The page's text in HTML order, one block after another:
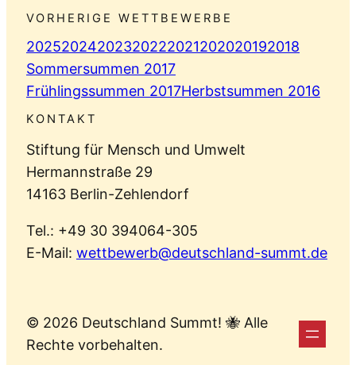
VORHERIGE WETTBEWERBE
20252024202320222021202020192018
Sommersummen 2017
Frühlingssummen 2017Herbstsummen 2016
KONTAKT
Stiftung für Mensch und Umwelt
Hermannstraße 29
14163 Berlin-Zehlendorf
Tel.: +49 30 394064-305
E-Mail: wettbewerb@deutschland-summt.de
© 2026 Deutschland Summt! 🐝 Alle
Rechte vorbehalten.